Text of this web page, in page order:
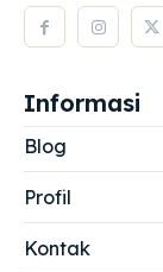
Informasi
Blog
Profil
Kontak